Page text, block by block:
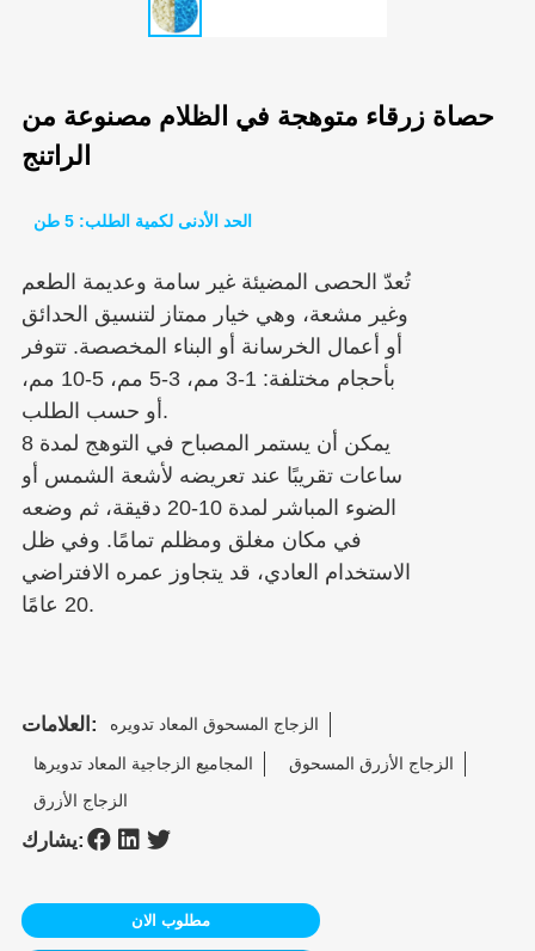
حصاة زرقاء متوهجة في الظلام مصنوعة من
الراتنج
الحد الأدنى لكمية الطلب: 5 طن
تُعدّ الحصى المضيئة غير سامة وعديمة الطعم
وغير مشعة، وهي خيار ممتاز لتنسيق الحدائق
أو أعمال الخرسانة أو البناء المخصصة. تتوفر
بأحجام مختلفة: 1-3 مم، 3-5 مم، 5-10 مم،
أو حسب الطلب.
يمكن أن يستمر المصباح في التوهج لمدة 8
ساعات تقريبًا عند تعريضه لأشعة الشمس أو
الضوء المباشر لمدة 10-20 دقيقة، ثم وضعه
في مكان مغلق ومظلم تمامًا. وفي ظل
الاستخدام العادي، قد يتجاوز عمره الافتراضي
20 عامًا.
العلامات: الزجاج المسحوق المعاد تدويره
المجاميع الزجاجية المعاد تدويرها
الزجاج الأزرق المسحوق
الزجاج الأزرق
يشارك:
مطلوب الان